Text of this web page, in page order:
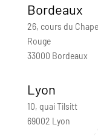
Bordeaux
26, cours du
Rouge
33000 Bordeaux
Lyon
10, quai Tilsitt
69002 Lyon